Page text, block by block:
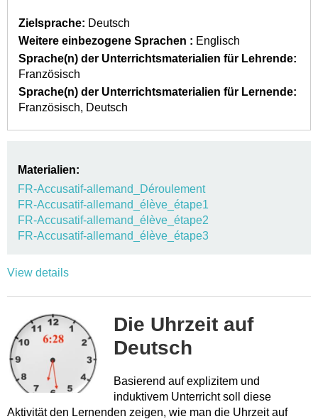
Zielsprache: Deutsch
Weitere einbezogene Sprachen : Englisch
Sprache(n) der Unterrichtsmaterialien für Lehrende:
Französisch
Sprache(n) der Unterrichtsmaterialien für Lernende:
Französisch
Deutsch
Materialien:
FR-Accusatif-allemand_Déroulement
FR-Accusatif-allemand_élève_étape1
FR-Accusatif-allemand_élève_étape2
FR-Accusatif-allemand_élève_étape3
View details
Die Uhrzeit auf
Deutsch
Basierend auf explizitem und
induktivem Unterricht soll diese
Aktivität den Lernenden zeigen, wie man die Uhrzeit auf